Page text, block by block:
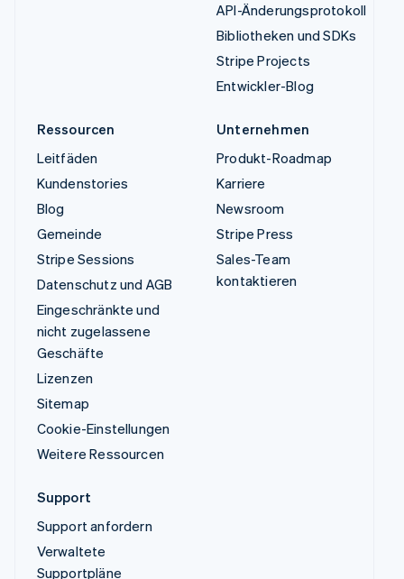
API-Änderungsprotokoll
Bibliotheken und SDKs
Stripe Projects
Entwickler-Blog
Ressourcen
Leitfäden
Kundenstories
Blog
Gemeinde
Stripe Sessions
Datenschutz und AGB
Eingeschränkte und
nicht zugelassene
Geschäfte
Lizenzen
Sitemap
Cookie-Einstellungen
Weitere Ressourcen
Unternehmen
Produkt-Roadmap
Karriere
Newsroom
Stripe Press
Sales-Team
kontaktieren
Support
Support anfordern
Verwaltete
Supportpläne